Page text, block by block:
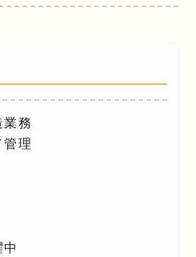
業務
管理